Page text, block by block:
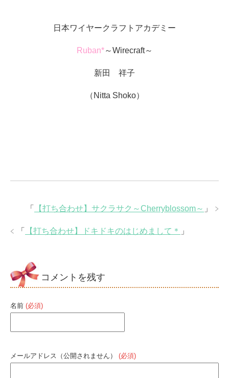
日本ワイヤークラフトアカデミー
Ruban*～Wirecraft～
新田 祥子
（Nitta Shoko）
「 【打ち合わせ】サクラサク～Cherryblossom～ 」
「 【打ち合わせ】ドキドキのはじめまして＊ 」
コメントを残す
名前 (必須)
メールアドレス（公開されません） (必須)